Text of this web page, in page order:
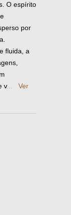
O espírito
por
fluida, a
v...
Ver